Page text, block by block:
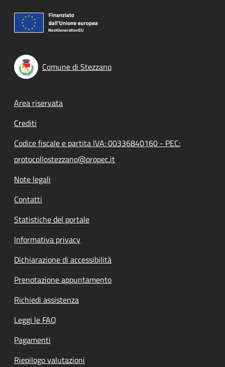
Comune di Stezzano
Footer menu
Area riservata
Crediti
Codice fiscale e partita IVA: 00336840160 - PEC:
protocollostezzano@propec.it
Note legali
Contatti
Statistiche del portale
Informativa privacy
Dichiarazione di accessibilità
Prenotazione appuntamento
Richiedi assistenza
Leggi le FAQ
Pagamenti
Riepilogo valutazioni